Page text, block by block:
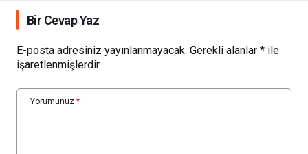
Bir Cevap Yaz
E-posta adresiniz yayınlanmayacak. Gerekli alanlar * ile
işaretlenmişlerdir
Yorumunuz *